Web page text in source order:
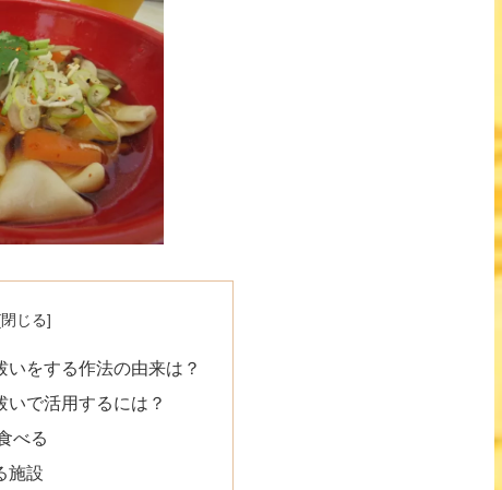
をする作法の由来は？
で活用するには？
べる
施設